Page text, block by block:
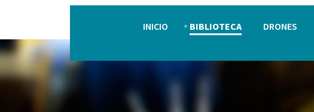
INICIO BIBLIOTECA DRONES